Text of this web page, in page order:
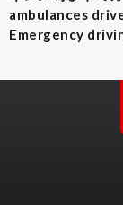
ambulances
Emergency